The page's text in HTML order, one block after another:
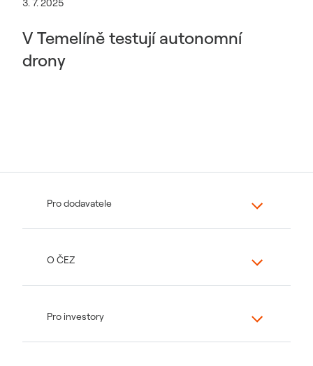
3. 7. 2025
V Temelíně testují autonomní
drony
Pro dodavatele
O ČEZ
Pro investory